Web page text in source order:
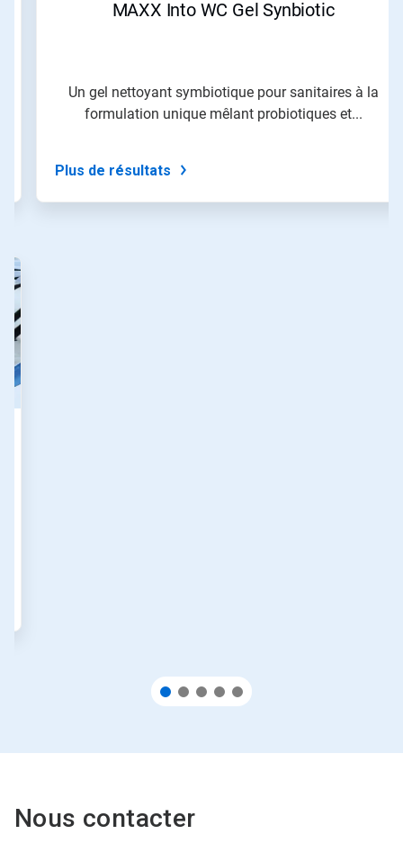
diapo
des
points.
MAXX Into WC Gel Synbiotic
Un gel nettoyant symbiotique pour sanitaires à la
formulation unique mêlant probiotiques et...
Plus de résultats
Nous contacter